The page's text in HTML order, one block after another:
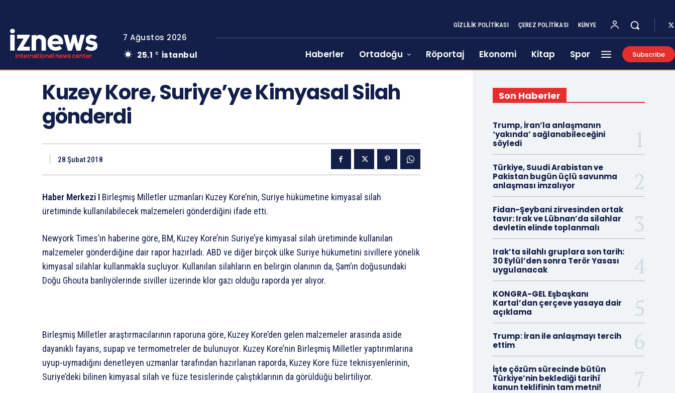
7 Ağustos 2026
25.1 C İstanbul
GIZLILIK POLITIKASI ÇEREZ POLITIKASI KÜNYE
Haberler Ortadoğu Röportaj Ekonomi Kitap Spor Subscribe
Kuzey Kore, Suriye’ye Kimyasal Silah
gönderdi
28 Şubat 2018
Haber Merkezi I Birleşmiş Milletler uzmanları Kuzey Kore’nin, Suriye hükümetine kimyasal silah
üretiminde kullanılabilecek malzemeleri gönderdiğini ifade etti.
Newyork Times’ın haberine göre, BM, Kuzey Kore’nin Suriye’ye kimyasal silah üretiminde kullanılan
malzemeler gönderdiğine dair rapor hazırladı. ABD ve diğer birçok ülke Suriye hükumetini sivillere yönelik
kimyasal silahlar kullanmakla suçluyor. Kullanılan silahların en belirgin olanının da, Şam’ın doğusundaki
Doğu Ghouta banliyölerinde siviller üzerinde klor gazı olduğu raporda yer alıyor.
Birleşmiş Milletler araştırmacılarının raporuna göre, Kuzey Kore’den gelen malzemeler arasında aside
dayanıklı fayans, supap ve termometreler de bulunuyor. Kuzey Kore’nin Birleşmiş Milletler yaptırımlarına
uyup-uymadığını denetleyen uzmanlar tarafından hazırlanan raporda, Kuzey Kore füze teknisyenlerinin,
Suriye’deki bilinen kimyasal silah ve füze tesislerinde çalıştıklarının da görüldüğü belirtiliyor.
Son Haberler
Trump, İran’la anlaşmanın
‘yakında’ sağlanabileceğini
söyledi
Türkiye, Suudi Arabistan ve
Pakistan bugün üçlü savunma
anlaşması imzalıyor
Fidan-Şeybani zirvesinden ortak
tavır: Irak ve Lübnan’da silahlar
devletin elinde toplanmalı
Irak’ta silahlı gruplara son tarih:
30 Eylül’den sonra Terör Yasası
uygulanacak
KONGRA-GEL Eşbaşkanı
Kartal’dan çerçeve yasaya dair
açıklama
Trump: İran ile anlaşmayı tercih
ettim
İşte çözüm sürecinde bütün
Türkiye’nin beklediği tarihî
kanun teklifinin tam metni!